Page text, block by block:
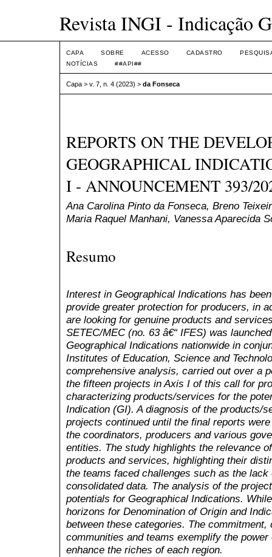
Revista INGI - Indicação
CAPA SOBRE ACESSO CADASTRO
NOTÍCIAS
##API##
Capa > v. 7, n. 4 (2023) > da Fonseca
REPORTS ON THE
GEOGRAPHICAL
I - ANNOUNCEMENT 393/
Ana Carolina Pinto da Fonseca, Breno
Maria Raquel Manhani, Vanessa Aparecida
Resumo
Interest in Geographical Indications has
provide greater protection for producers, in
are looking for genuine products and
SETEC/MEC (no. 63 â€“ IFES) was
Geographical Indications nationwide in
Institutes of Education, Science and
comprehensive analysis, carried out over a
the fifteen projects in Axis I of this call for
characterizing products/services for the
Indication (GI). A diagnosis of the products/
projects continued until the final reports
the coordinators, producers and various
entities. The study highlights the relevance
products and services, highlighting their
the teams faced challenges such as the
consolidated data. The analysis of the
potentials for Geographical Indications.
horizons for Denomination of Origin and
between these categories. The
communities and teams exemplify the
enhance the riches of each region.